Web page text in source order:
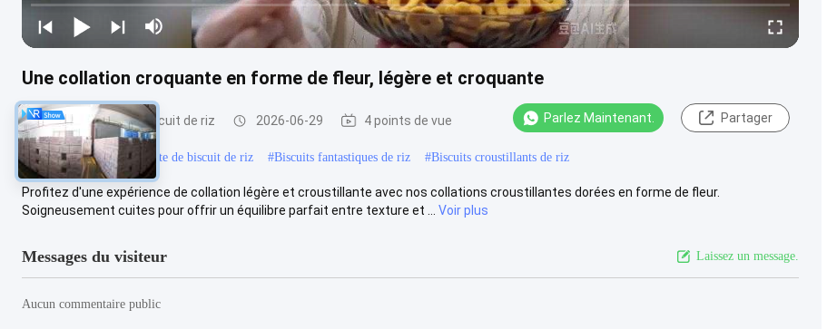
Une collation croquante en forme de fleur, légère et croquante
Casse-croûte de biscuit de riz 2026-06-29 4 points de vue Parlez Maintenant. Partager
#Préparation de casse-croûte de biscuit de riz #Biscuits fantastiques de riz #Biscuits croustillants de riz
Profitez d'une expérience de collation légère et croustillante avec nos collations croustillantes dorées en forme de fleur.
Soigneusement cuites pour offrir un équilibre parfait entre texture et ...
Voir plus
Messages du visiteur Laissez un message.
Aucun commentaire public